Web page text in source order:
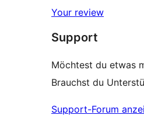
Your review
Support
Möchtest du etwas
Brauchst du
Support-Forum